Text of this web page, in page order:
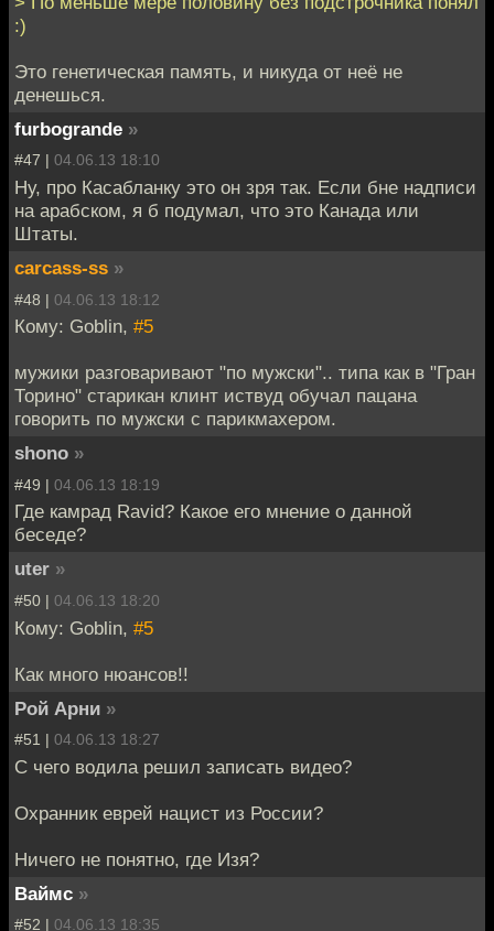
:)
Это генетическая память, и никуда от неё не
денешься.
furbogrande »
#47 | 04.06.13 18:10
Ну, про Касабланку это он зря так. Если бне надписи
на арабском, я б подумал, что это Канада или
Штаты.
carcass-ss »
#48 | 04.06.13 18:12
Кому: Goblin, #5
мужики разговаривают "по мужски".. типа как в "Гран
Торино" старикан клинт иствуд обучал пацана
говорить по мужски с парикмахером.
shono »
#49 | 04.06.13 18:19
Где камрад Ravid? Какое его мнение о данной
беседе?
uter »
#50 | 04.06.13 18:20
Кому: Goblin, #5
Как много нюансов!!
Рой Арни »
#51 | 04.06.13 18:27
С чего водила решил записать видео?
Охранник еврей нацист из России?
Ничего не понятно, где Изя?
Ваймс »
#52 | 04.06.13 18:35